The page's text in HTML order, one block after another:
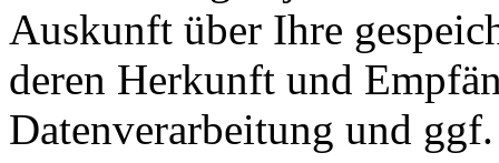
Auskunft über Ihre
deren Herkunft und
Datenverarbeitung und